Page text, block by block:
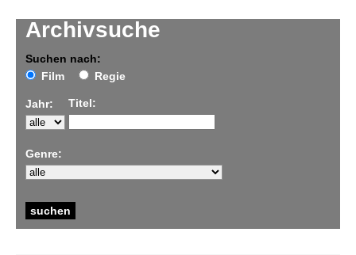
Archivsuche
Suchen nach:
Film
Regie
Jahr: Titel:
Genre: